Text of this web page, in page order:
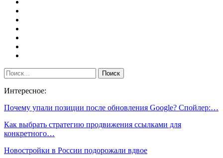
Интересное:
Почему упали позиции после обновления Google? Спойлер:…
Как выбрать стратегию продвижения ссылками для
конкретного…
Новостройки в России подорожали вдвое